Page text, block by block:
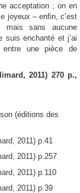
acceptation ; on en
joyeux – enfin, c’est
mais sans aucune
suis enchanté et j’ai
entre une pièce de
2011) 270 p.,
(éditions des
2011) p.41
2011) p.257
2011) p.110
2011) p.39